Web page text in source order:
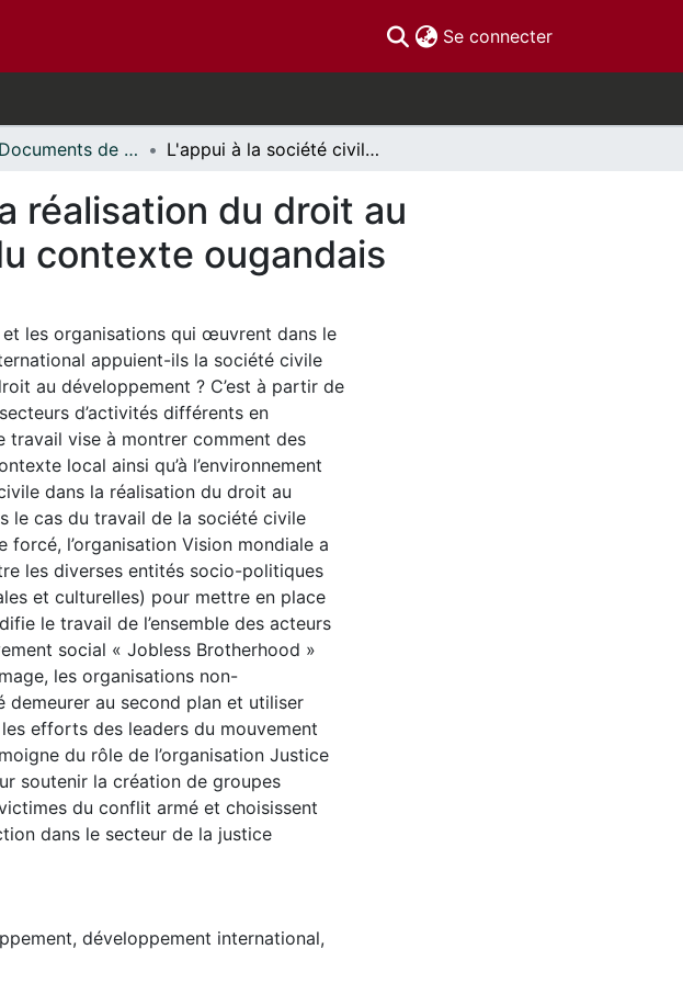
Se connecter(current)
CREPD - Documents de travail // HRREC - Working Papers L'appui à la société civile locale dans la réalisation du droit au développement : Expériences tirées du contexte ougandais
réalisation du droit au
contexte ougandais
les organisations qui œuvrent dans le
appuient-ils la société civile
au développement ? C’est à partir de
d’activités différents en
travail vise à montrer comment des
local ainsi qu’à l’environnement
dans la réalisation du droit au
le cas du travail de la société civile
l’organisation Vision mondiale a
les diverses entités socio-politiques
et culturelles) pour mettre en place
le travail de l’ensemble des acteurs
social « Jobless Brotherhood »
les organisations non-
demeurer au second plan et utiliser
efforts des leaders du mouvement
du rôle de l’organisation Justice
soutenir la création de groupes
du conflit armé et choisissent
dans le secteur de la justice
, développement international,